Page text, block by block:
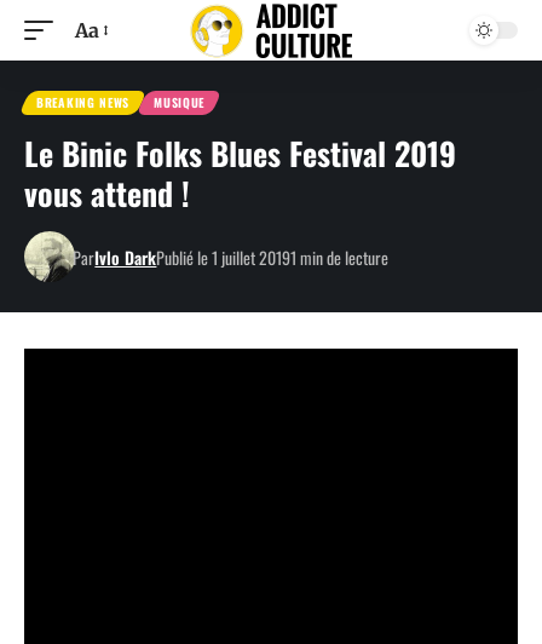
Aa
BREAKING NEWS MUSIQUE
Le Binic Folks Blues Festival 2019
vous attend !
ParIvlo DarkPublié le 1 juillet 20191 min de lecture